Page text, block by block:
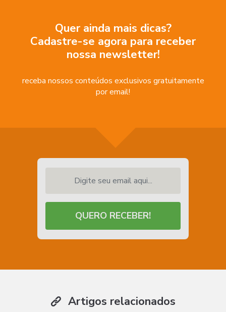
Quer ainda mais dicas?
Cadastre-se agora para receber
nossa newsletter!
receba nossos conteúdos exclusivos gratuitamente
por email!
QUERO RECEBER!
Artigos relacionados